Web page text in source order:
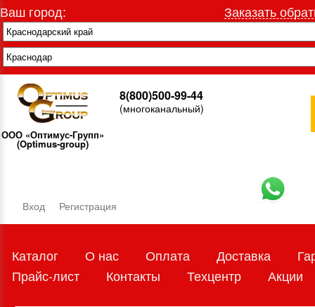
Ваш город: Заказать
ООО «Оптимус-Групп»
(Optimus-group)
8(800)500-99-44
(многоканальный)
Вход Регистрация
Каталог О нас Оплата Доставка
Прайс-лист
Контакты Техцентр Акции